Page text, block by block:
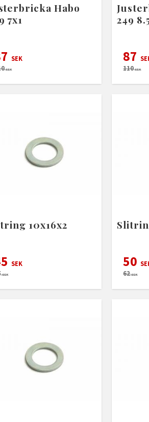
Habo
7x1
SEK
SEK
249
87
110SEK
10x16x2
SEK
SEK
50
62SEK